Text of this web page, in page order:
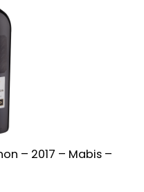
– 2017 – Mabis –